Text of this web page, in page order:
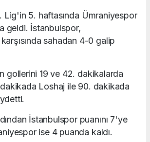
Lig'in 5. haftasında Ümraniyespor
geldi. İstanbulspor,
sahadan 4-0 galip
gollerini 19 ve 42. dakikalarda
Loshaj ile 90. dakikada
İstanbulspor puanını 7'ye
ise 4 puanda kaldı.